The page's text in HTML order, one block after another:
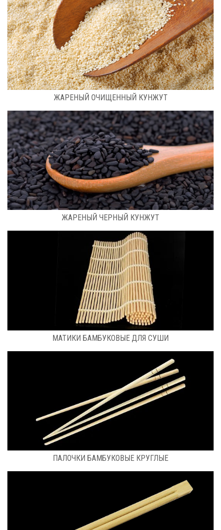
РАСФАСОВКА: 0,5 КГ
ЖАРЕНЫЙ ОЧИЩЕННЫЙ КУНЖУТ
РАСФАСОВКА: 0,5 КГ
ЖАРЕНЫЙ ЧЕРНЫЙ КУНЖУТ
РАЗМЕР: 24СМХ24СМ; 27СМХ27СМ.
МАТИКИ БАМБУКОВЫЕ ДЛЯ СУШИ
РАСФАСОВКА: 1 УПАКОВКА (3000ШТ)
ПАЛОЧКИ БАМБУКОВЫЕ КРУГЛЫЕ